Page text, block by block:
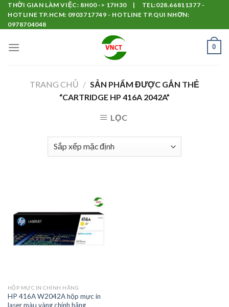
Skip
content
THỜI GIAN LÀM VIỆC: 8H00 -> 17H30 | TEL:028.66811377 -
HOTLINE TP.HCM: 0903717749 - HOTLINE TP.QUI NHƠN:
0978704048
0
TRANG CHỦ / SẢN PHẨM ĐƯỢC GẮN THẺ
“CARTRIDGE HP 416A 2042A”
LỌC
HỘP MỰC IN CHÍNH HÃNG
HP 416A W2042A hộp mực in
laser màu vàng chính hãng